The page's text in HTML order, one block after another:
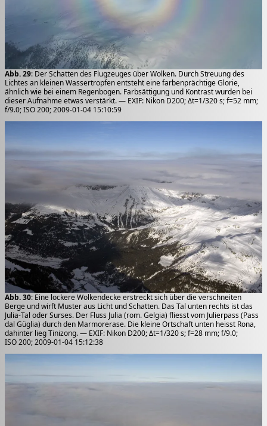
Abb. 29: Der Schatten des Flugzeuges über Wolken. Durch Streuung des
Lichtes an kleinen Wassertropfen entsteht eine farbenprächtige Glorie,
ähnlich wie bei einem Regenbogen. Farbsättigung und Kontrast wurden bei
dieser Aufnahme etwas verstärkt. — EXIF: Nikon D200; Δt=1/320 s; f=52 mm;
f/9.0; ISO 200; 2009-01-04 15:10:59
Abb. 30: Eine lockere Wolkendecke erstreckt sich über die verschneiten
Berge und wirft Muster aus Licht und Schatten. Das Tal unten rechts ist das
Julia-Tal oder Surses. Der Fluss Julia (rom. Gelgia) fliesst vom Julierpass (Pass
dal Güglia) durch den Marmorerase. Die kleine Ortschaft unten heisst Rona,
dahinter lieg Tinizong. — EXIF: Nikon D200; Δt=1/320 s; f=28 mm; f/9.0;
ISO 200; 2009-01-04 15:12:38